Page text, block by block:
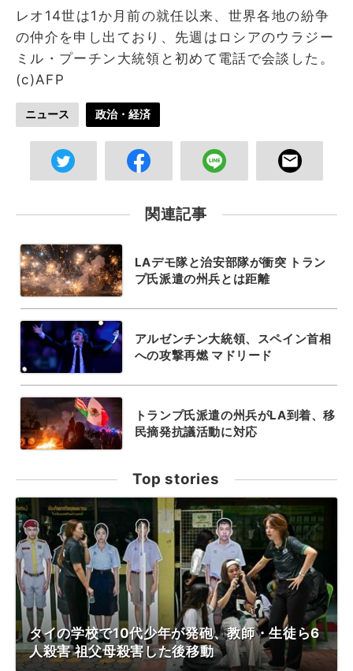
レオ14世は1か月前の就任以来、世界各地の紛争
の仲介を申し出ており、先週はロシアのウラジー
ミル・プーチン大統領と初めて電話で会談した。
(c)AFP
ニュース 政治・経済
関連記事
LAデモ隊と治安部隊が衝突 トラン
プ氏派遣の州兵とは距離
アルゼンチン大統領、スペイン首相
への攻撃再燃 マドリード
トランプ氏派遣の州兵がLA到着、移
民摘発抗議活動に対応
Top stories
タイの学校で10代少年が発砲、教師・生徒ら6
人殺害 祖父母殺害した後移動